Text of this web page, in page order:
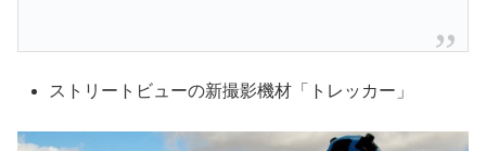
ストリートビューの新撮影機材「トレッカー」